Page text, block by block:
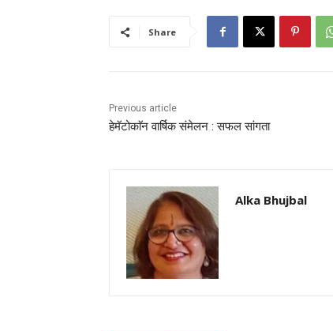
Share
Previous article
हेमॅटोकाॅन वार्षिक संमेलन : सफल सांगता
Alka Bhujbal